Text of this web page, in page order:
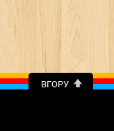
ВГОРУ